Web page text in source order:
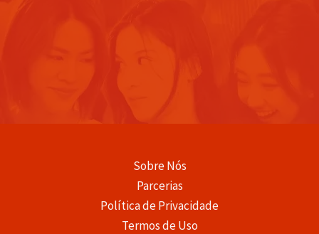
Sobre Nós
Parcerias
Política de Privacidade
Termos de Uso